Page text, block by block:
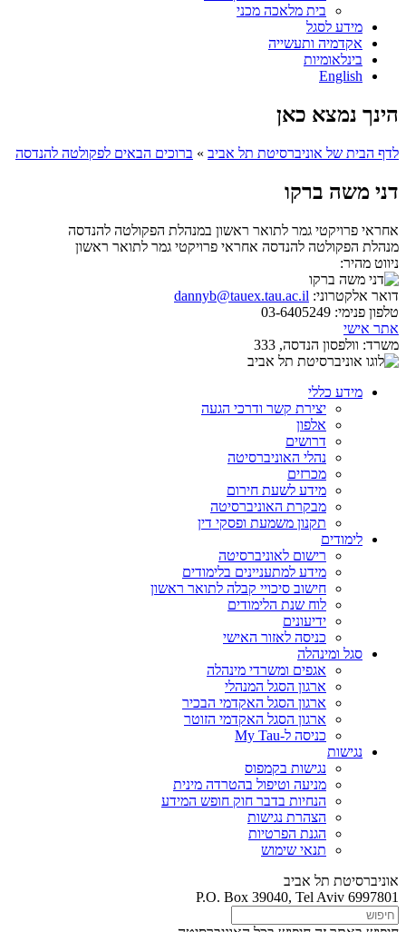
בית מלאכה מכני
מידע לסגל
אקדמיה ותעשייה
בינלאומיות
English
הינך נמצא כאן
לדף הבית של אוניברסיטת תל אביב » ברוכים הבאים לפקולטה להנדסה
דני משה ברקו
אחראי פרויקטי גמר לתואר ראשון במנהלת הפקולטה להנדסה
מנהלת הפקולטה להנדסה אחראי פרויקטי גמר לתואר ראשון
ניווט מהיר:
דואר אלקטרוני: dannyb@tauex.tau.ac.il
טלפון פנימי:
אתר אישי
משרד: וולפסון הנדסה, 333
מידע כללי
יצירת קשר ודרכי הגעה
אלפון
דרושים
נהלי האוניברסיטה
מכרזים
מידע לשעת חירום
מבקרת האוניברסיטה
תקנון משמעת ופסקי דין
לימודים
רישום לאוניברסיטה
מידע למתעניינים בלימודים
חישוב סיכויי קבלה לתואר ראשון
לוח שנת הלימודים
ידיעונים
כניסה לאזור האישי
סגל ומינהלה
אגפים ומשרדי מינהלה
ארגון הסגל המנהלי
ארגון הסגל האקדמי הבכיר
ארגון הסגל האקדמי הזוטר
כניסה ל-My Tau
נגישות
נגישות בקמפוס
מניעה וטיפול בהטרדה מינית
הנחיות בדבר חוק חופש המידע
הצהרת נגישות
הגנת הפרטיות
תנאי שימוש
אוניברסיטת תל אביב
P.O. Box 39040, Tel Aviv 6997801